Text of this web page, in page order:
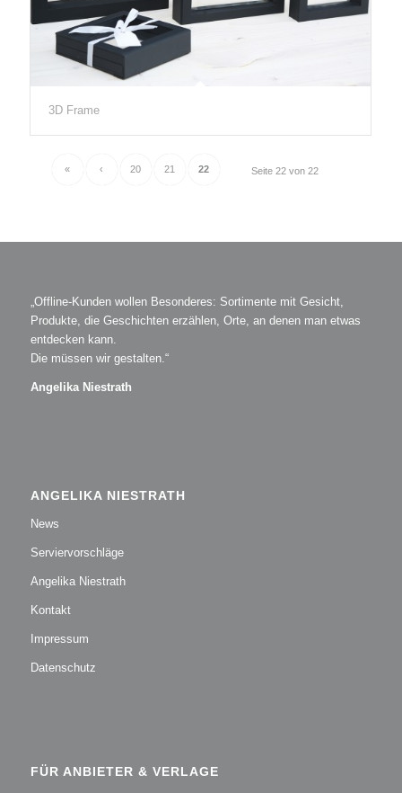
3D Frame
Seite 22 von 22
« ‹ 20 21 22
„Offline-Kunden wollen Besonderes: Sortimente mit Gesicht,
Produkte, die Geschichten erzählen, Orte, an denen man etwas
entdecken kann.
Die müssen wir gestalten.“
Angelika Niestrath
ANGELIKA NIESTRATH
News
Serviervorschläge
Angelika Niestrath
Kontakt
Impressum
Datenschutz
FÜR ANBIETER & VERLAGE